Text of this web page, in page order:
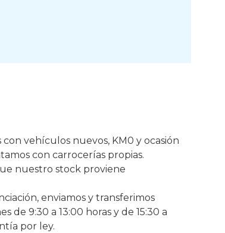
vehículos nuevos, KM0 y ocasión
con carrocerías propias.
nuestro stock proviene
enviamos y transferimos
de 9:30 a 13:00 horas y de 15:30 a
por ley.